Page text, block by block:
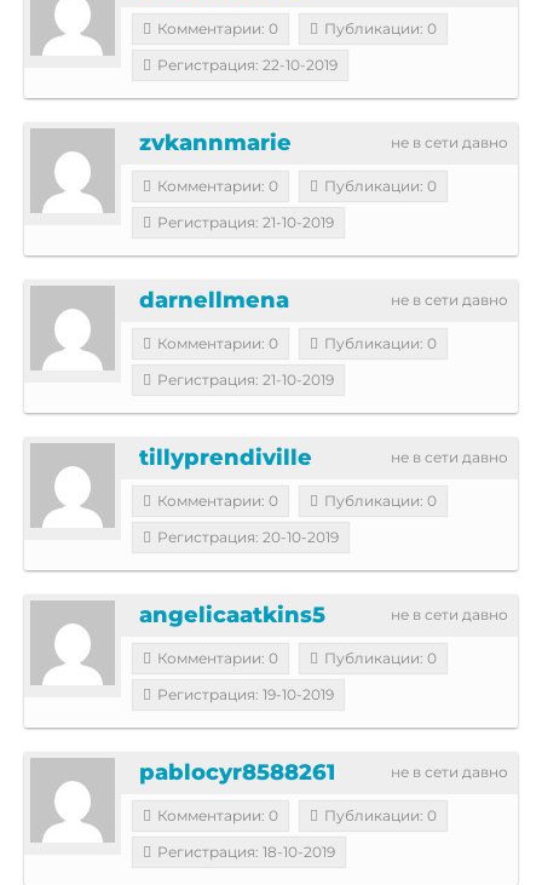
Комментарии: 0
Публикации: 0
Регистрация: 22-10-2019
не в сети давно
zvkannmarie
Комментарии: 0
Публикации: 0
Регистрация: 21-10-2019
не в сети давно
darnellmena
Комментарии: 0
Публикации: 0
Регистрация: 21-10-2019
не в сети давно
tillyprendiville
Комментарии: 0
Публикации: 0
Регистрация: 20-10-2019
не в сети давно
angelicaatkins5
Комментарии: 0
Публикации: 0
Регистрация: 19-10-2019
не в сети давно
pablocyr8588261
Комментарии: 0
Публикации: 0
Регистрация: 18-10-2019